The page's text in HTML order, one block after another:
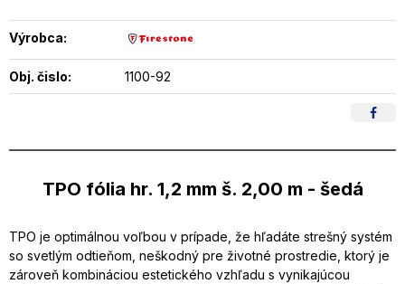
Výrobca:
Obj. čislo: 1100-92
TPO fólia hr. 1,2 mm š. 2,00 m - šedá
TPO je optimálnou voľbou v prípade, že hľadáte strešný systém
so svetlým odtieňom, neškodný pre životné prostredie, ktorý je
zároveň kombináciou estetického vzhľadu s vynikajúcou